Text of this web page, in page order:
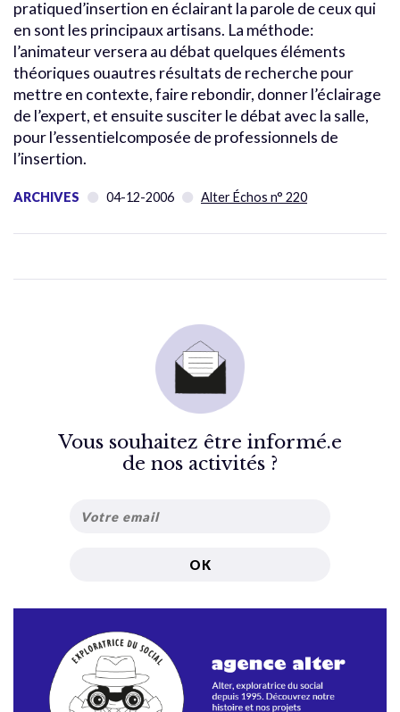
pratiqued’insertion en éclairant la parole de ceux qui
en sont les principaux artisans. La méthode:
l’animateur versera au débat quelques éléments
théoriques ouautres résultats de recherche pour
mettre en contexte, faire rebondir, donner l’éclairage
de l’expert, et ensuite susciter le débat avec la salle,
pour l’essentielcomposée de professionnels de
l’insertion.
ARCHIVES 04-12-2006 Alter Échos n° 220
Vous souhaitez être informé.e
de nos activités ?